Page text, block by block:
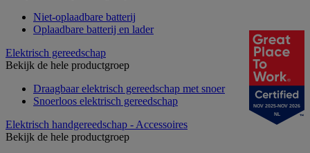
Niet-oplaadbare batterij
Oplaadbare batterij en lader
Elektrisch gereedschap
Bekijk de hele productgroep
Draagbaar elektrisch gereedschap met snoer
Snoerloos elektrisch gereedschap
Elektrisch handgereedschap - Accessoires
Bekijk de hele productgroep
NOV 2025-NOV 2026
NL